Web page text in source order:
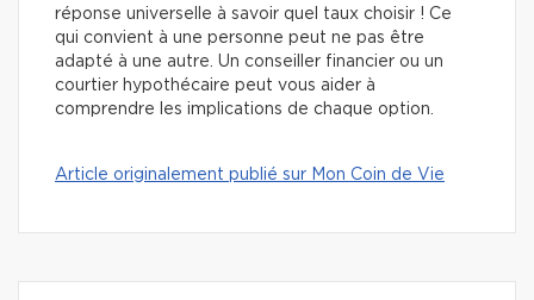
réponse universelle à savoir quel taux choisir ! Ce
qui convient à une personne peut ne pas être
adapté à une autre. Un conseiller financier ou un
courtier hypothécaire peut vous aider à
comprendre les implications de chaque option.
Article originalement publié sur Mon Coin de Vie